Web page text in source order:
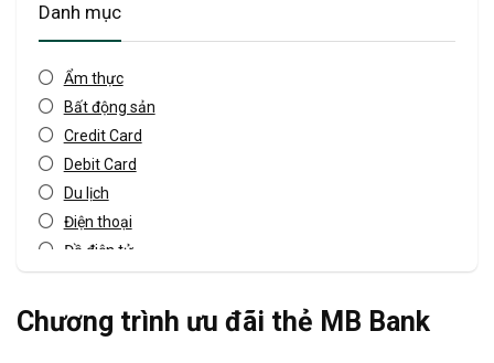
Danh mục
Ẩm thực
Bất động sản
Credit Card
Debit Card
Du lịch
Điện thoại
Đồ điện tử
JCB card
Chương trình ưu đãi thẻ MB Bank